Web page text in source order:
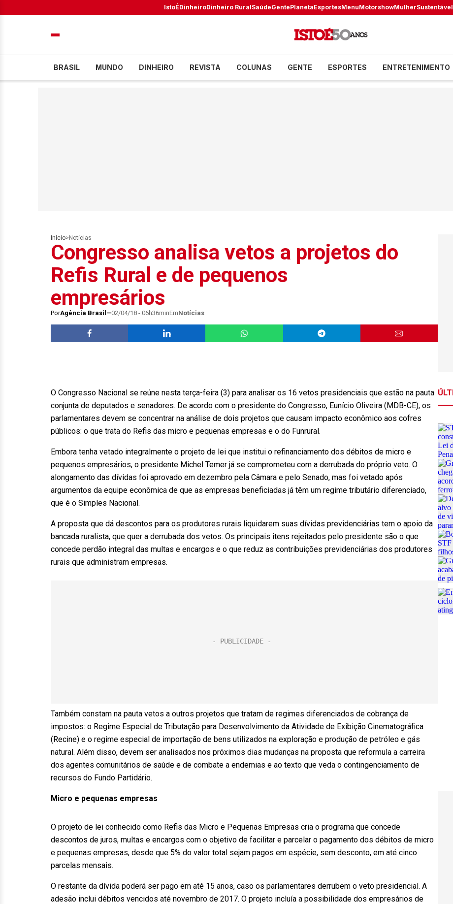
IstoÉDinheiroDinheiro RuralSaúdeGentePlanetaEsportesMenuMotorshowMulherSustentável
BRASIL MUNDO DINHEIRO REVISTA COLUNAS GENTE ESPORTES ENTRETENIMENTO
Início> Notícias
Congresso analisa vetos a projetos do
Refis Rural e de pequenos
empresários
PorAgência Brasil 02/04/18 - 06h36minEmNotícias
O Congresso Nacional se reúne nesta terça-feira (3) para analisar os 16 vetos presidenciais que estão na pauta
conjunta de deputados e senadores. De acordo com o presidente do Congresso, Eunício Oliveira (MDB-CE), os
parlamentares devem se concentrar na análise de dois projetos que causam impacto econômico aos cofres
públicos: o que trata do Refis das micro e pequenas empresas e o do Funrural.
Embora tenha vetado integralmente o projeto de lei que institui o refinanciamento dos débitos de micro e
pequenos empresários, o presidente Michel Temer já se comprometeu com a derrubada do próprio veto. O
alongamento das dívidas foi aprovado em dezembro pela Câmara e pelo Senado, mas foi vetado após
argumentos da equipe econômica de que as empresas beneficiadas já têm um regime tributário diferenciado,
que é o Simples Nacional.
A proposta que dá descontos para os produtores rurais liquidarem suas dívidas previdenciárias tem o apoio da
bancada ruralista, que quer a derrubada dos vetos. Os principais itens rejeitados pelo presidente são o que
concede perdão integral das multas e encargos e o que reduz as contribuições previdenciárias dos produtores
rurais que administram empresas.
Também constam na pauta vetos a outros projetos que tratam de regimes diferenciados de cobrança de
impostos: o Regime Especial de Tributação para Desenvolvimento da Atividade de Exibição Cinematográfica
(Recine) e o regime especial de importação de bens utilizados na exploração e produção de petróleo e gás
natural. Além disso, devem ser analisados nos próximos dias mudanças na proposta que reformula a carreira
dos agentes comunitários de saúde e de combate a endemias e ao texto que veda o contingenciamento de
recursos do Fundo Partidário.
Micro e pequenas empresas
O projeto de lei conhecido como Refis das Micro e Pequenas Empresas cria o programa que concede
descontos de juros, multas e encargos com o objetivo de facilitar e parcelar o pagamento dos débitos de micro
e pequenas empresas, desde que 5% do valor total sejam pagos em espécie, sem desconto, em até cinco
parcelas mensais.
O restante da dívida poderá ser pago em até 15 anos, caso os parlamentares derrubem o veto presidencial. A
adesão inclui débitos vencidos até novembro de 2017. O projeto incluía a possibilidade dos empresários de